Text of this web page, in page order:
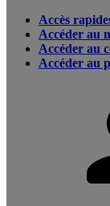
Accès
Accéder au
Accéder au
Accéder au